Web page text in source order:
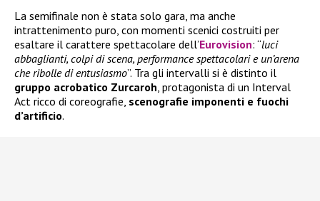
La semifinale non è stata solo gara, ma anche
intrattenimento puro, con momenti scenici costruiti per
esaltare il carattere spettacolare dell’Eurovision: “luci
abbaglianti, colpi di scena, performance spettacolari e un’arena
che ribolle di entusiasmo”. Tra gli intervalli si è distinto il
gruppo acrobatico Zurcaroh , protagonista di un Interval
Act ricco di coreografie, scenografie imponenti e fuochi
d’artificio.